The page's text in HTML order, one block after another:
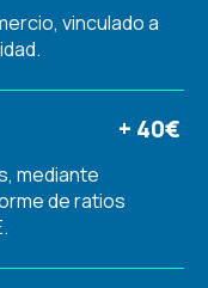
vinculado a
+ 40€
mediante
de ratios